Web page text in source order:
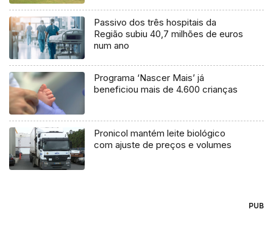
Passivo dos três hospitais da
Região subiu 40,7 milhões de euros
num ano
Programa ‘Nascer Mais’ já
beneficiou mais de 4.600 crianças
Pronicol mantém leite biológico
com ajuste de preços e volumes
PUB